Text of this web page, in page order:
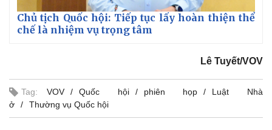
Chủ tịch Quốc hội: Tiếp tục lấy hoàn thiện thể
chế là nhiệm vụ trọng tâm
Lê Tuyết/VOV
Tag: VOV Quốc hội phiên họp
Luật Nhà
ở
Thường vụ Quốc hội